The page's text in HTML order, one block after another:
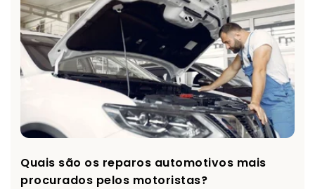
Quais são os reparos automotivos mais
procurados pelos motoristas?